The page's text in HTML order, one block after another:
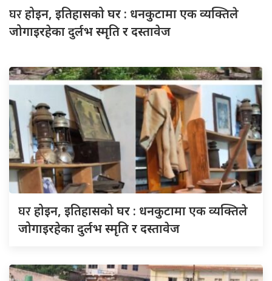
घरहोइन, इतिहासको घर : धनकुटामा एक व्यक्तिले
जोगाइरहेका दुर्लभ स्मृति र दस्तावेज
घरहोइन, इतिहासको घर : धनकुटामा एक व्यक्तिले
जोगाइरहेका दुर्लभ स्मृति र दस्तावेज